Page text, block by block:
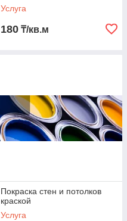
Услуга
180 ₸/кв.м
Покраска стен и потолков
краской
Услуга